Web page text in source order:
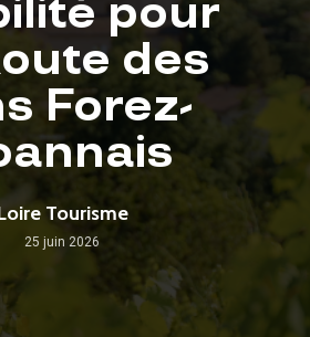
pour
des
Forez-
Tourisme
25 juin 2026